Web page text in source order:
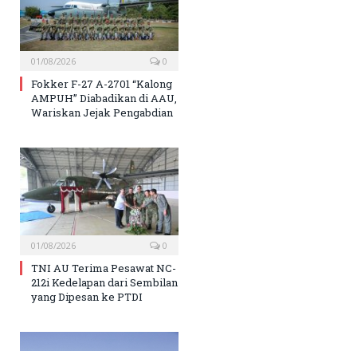
01/08/2026 0
Fokker F-27 A-2701 “Kalong
AMPUH” Diabadikan di AAU,
Wariskan Jejak Pengabdian
01/08/2026 0
TNI AU Terima Pesawat NC-
212i Kedelapan dari Sembilan
yang Dipesan ke PTDI